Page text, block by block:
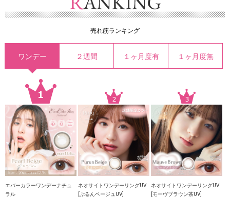
売れ筋ランキング
ワンデー ２週間 １ヶ月度有 １ヶ月度無
エバーカラーワンデーナチュ
ラル
ネオサイトワンデーリングUV
[ぷるんベージュUV]
ネオサイトワンデーリングUV
[モーヴブラウン茶UV]